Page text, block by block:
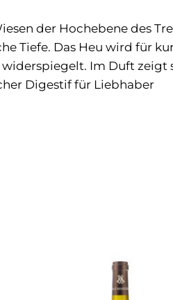
der Hochebene des
Tiefe. Das Heu wird für
Im Duft zeigt
Digestif für Liebhaber